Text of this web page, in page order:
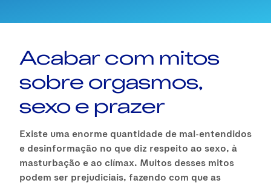
Acabar com mitos
sobre orgasmos,
sexo e prazer
Existe uma enorme quantidade de mal-entendidos
e desinformação no que diz respeito ao sexo, à
masturbação e ao clímax. Muitos desses mitos
podem ser prejudiciais, fazendo com que as